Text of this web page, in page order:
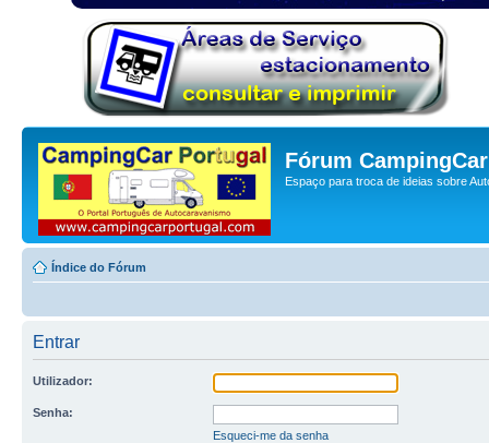
Fórum
Espaço para troca de ideias sobre
Índice do Fórum
Entrar
Utilizador:
Senha:
Esqueci-me da senha